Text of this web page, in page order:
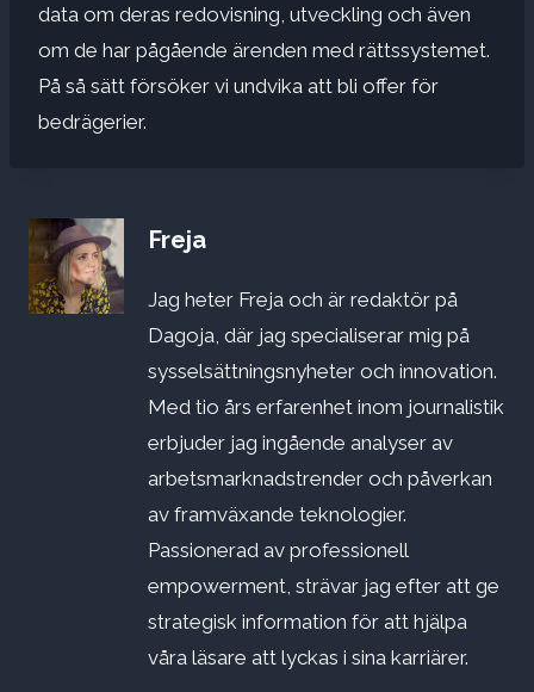
data om deras redovisning, utveckling och även
om de har pågående ärenden med rättssystemet.
På så sätt försöker vi undvika att bli offer för
bedrägerier.
Freja
Jag heter Freja och är redaktör på
Dagoja, där jag specialiserar mig på
sysselsättningsnyheter och innovation.
Med tio års erfarenhet inom journalistik
erbjuder jag ingående analyser av
arbetsmarknadstrender och påverkan
av framväxande teknologier.
Passionerad av professionell
empowerment, strävar jag efter att ge
strategisk information för att hjälpa
våra läsare att lyckas i sina karriärer.